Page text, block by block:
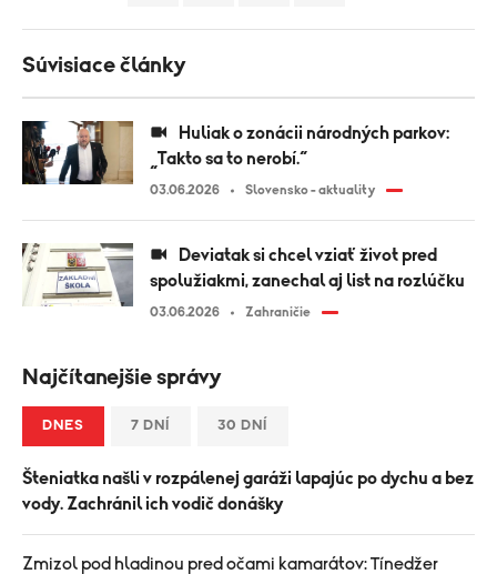
Súvisiace články
„Takto sa to nerobí.“
03.06.2026 Slovensko - aktuality
spolužiakmi, zanechal aj list na rozlúčku
03.06.2026 Zahraničie
Najčítanejšie správy
DNES 7 DNÍ 30 DNÍ
Šteniatka našli v rozpálenej garáži lapajúc po dychu a bez
vody. Zachránil ich vodič donášky
Zmizol pod hladinou pred očami kamarátov: Tínedžer